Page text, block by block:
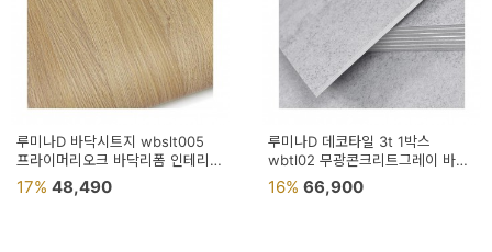
테
리
어
품
루미나D 바닥시트지 wbslt005
프라이머리오크 바닥리폼 인테리어
공간꾸미기
17% 48,490
루미나D 데코타일 3t 1박스
wbtl02 무광콘크리트그레이 바닥
셀프 인테리어
16% 66,900